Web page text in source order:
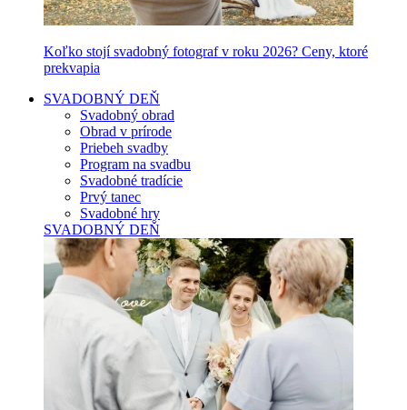
Koľko stojí svadobný fotograf v roku 2026? Ceny, ktoré
prekvapia
SVADOBNÝ DEŇ
Svadobný obrad
Obrad v prírode
Priebeh svadby
Program na svadbu
Svadobné tradície
Prvý tanec
Svadobné hry
SVADOBNÝ DEŇ